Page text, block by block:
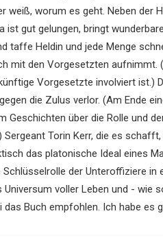
weiß, worum es geht. Neben der
ist gut gelungen, bringt
taffe Heldin und jede Menge
mit den Vorgesetzten aufnimmt.
Vorgesetzte involviert ist.)
die Zulus verlor. (Am Ende
Geschichten über die Rolle und
Torin Kerr, die es
das platonische Ideal eines
der Unteroffiziere in
Universum voller Leben und - wie
das Buch empfohlen. Ich habe es